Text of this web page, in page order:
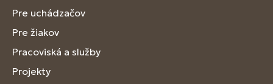
Pre uchádzačov
Pre žiakov
Pracoviská a služby
Projekty